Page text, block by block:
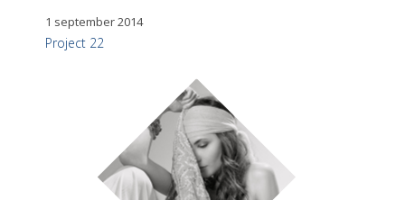
1 september 2014
Project 22